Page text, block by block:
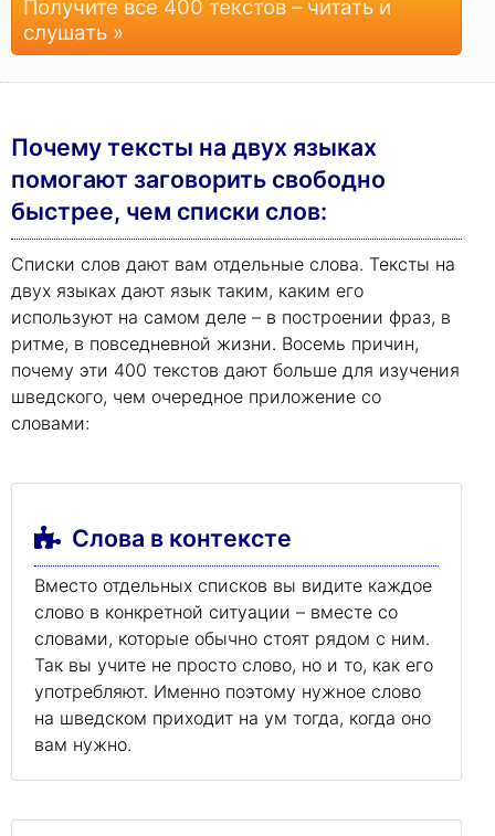
Получите все 400 текстов – читать и
слушать »
Почему тексты на двух языках
помогают заговорить свободно
быстрее, чем списки слов:
Списки слов дают вам отдельные слова. Тексты на
двух языках дают язык таким, каким его
используют на самом деле – в построении фраз, в
ритме, в повседневной жизни. Восемь причин,
почему эти 400 текстов дают больше для изучения
шведского, чем очередное приложение со
словами:
Слова в контексте
Вместо отдельных списков вы видите каждое
слово в конкретной ситуации – вместе со
словами, которые обычно стоят рядом с ним.
Так вы учите не просто слово, но и то, как его
употребляют. Именно поэтому нужное слово
на шведском приходит на ум тогда, когда оно
вам нужно.